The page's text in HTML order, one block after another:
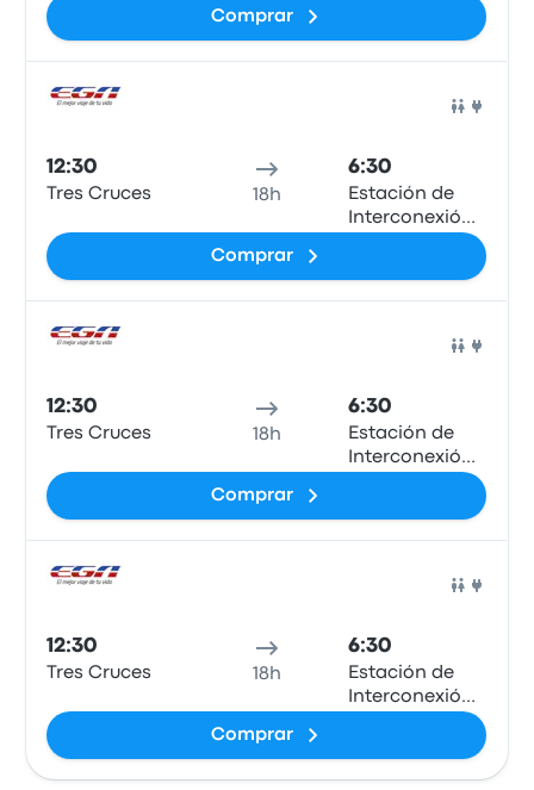
Comprar
12:30
Tres Cruces 18h
6:30
Estación de
Interconexión
Comprar
12:30
Tres Cruces 18h
6:30
Estación de
Interconexión
Comprar
12:30
Tres Cruces 18h
6:30
Estación de
Interconexión
Comprar